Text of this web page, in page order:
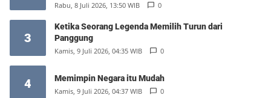
Rabu, 8 Juli 2026, 13:50 WIB 0
3
Ketika Seorang Legenda Memilih Turun dari
Panggung
Kamis, 9 Juli 2026, 04:35 WIB 0
4 Memimpin Negara itu Mudah
Kamis, 9 Juli 2026, 04:37 WIB 0